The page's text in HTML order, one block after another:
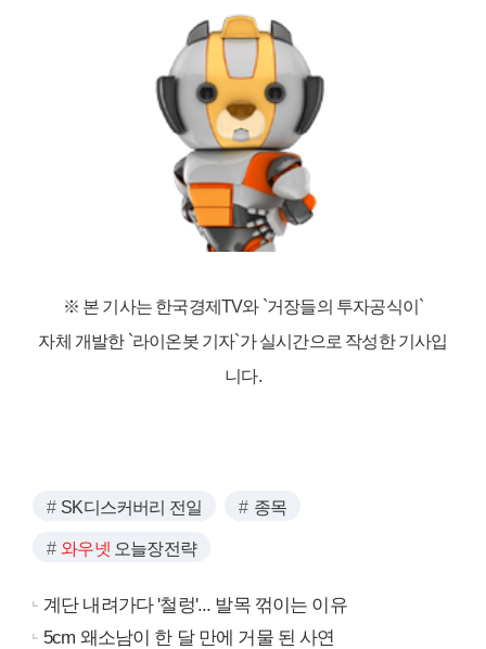
※ 본 기사는 한국경제TV와 `거장들의 투자공식이`
자체 개발한 `라이온봇 기자`가 실시간으로 작성한 기사입
니다.
SK디스커버리 전일 종목
와우넷 오늘장전략
계단 내려가다 '철렁'... 발목 꺾이는 이유
5cm 왜소남이 한 달 만에 거물 된 사연